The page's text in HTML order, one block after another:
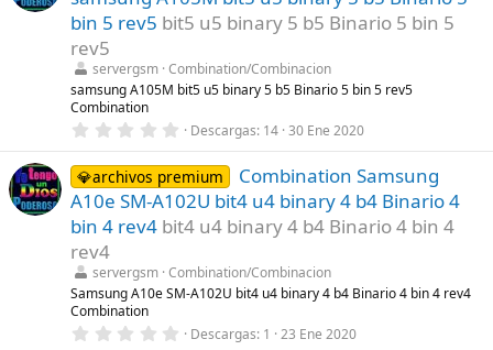
t
r
l
l
a
s
bin 5 rev5 bit5 u5 binary 5 b5 Binario 5 bin 5
rev5
servergsm Combination/Combinacion
samsung A105M bit5 u5 binary 5 b5 Binario 5 bin 5 rev5
Combination
0
0
0
e
s
t
r
l
l
a
s
Descargas 14 30 Ene 2020
💎archivos premium
Combination Samsung
A10e SM-A102U bit4 u4 binary 4 b4 Binario 4
bin 4 rev4 bit4 u4 binary 4 b4 Binario 4 bin 4
rev4
servergsm Combination/Combinacion
Samsung A10e SM-A102U bit4 u4 binary 4 b4 Binario 4 bin 4 rev4
Combination
0 Descargas 1 23 Ene 2020